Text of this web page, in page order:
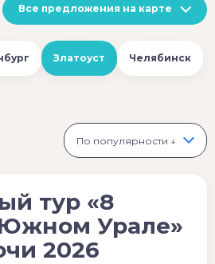
Все предложения на карте
Златоуст Челябинск
По популярности ↓
тур «8
Урале»
2026